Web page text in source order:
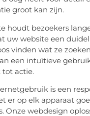
groot kan zijn.
houdt bezoekers
uw website een
vinden wat ze
een intuïtieve
tot actie.
is een
er op elk apparaat
Onze webdesign